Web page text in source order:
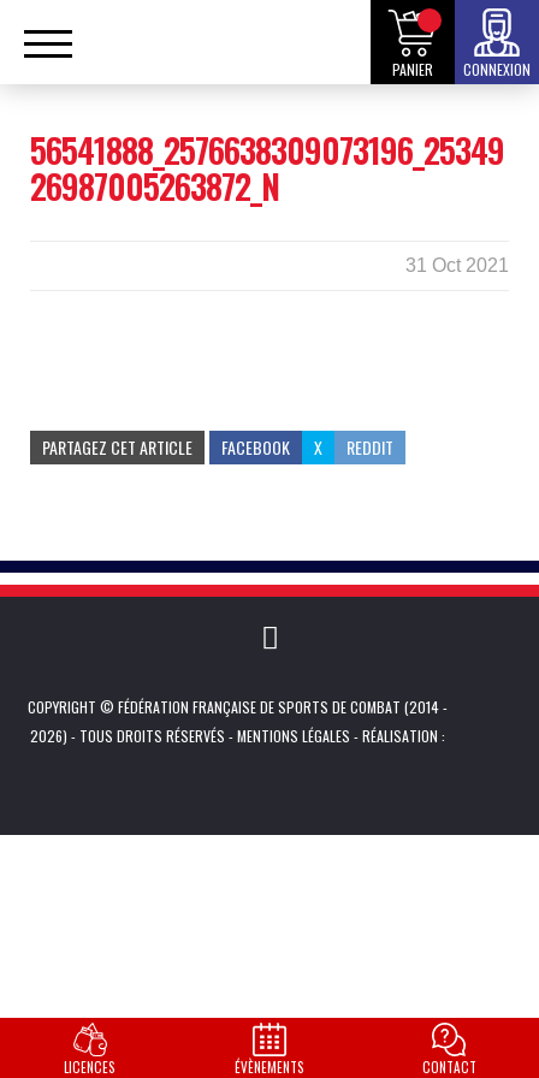
PANIER CONNEXION
56541888_2576638309073196_25349
26987005263872_N
31 Oct 2021
PARTAGEZ CET ARTICLE FACEBOOK X REDDIT
COPYRIGHT © FÉDÉRATION FRANÇAISE DE SPORTS DE COMBAT (2014 -
2026) - TOUS DROITS RÉSERVÉS -MENTIONS LÉGALES - RÉALISATION :
LICENCES ÉVÈNEMENTS CONTACT